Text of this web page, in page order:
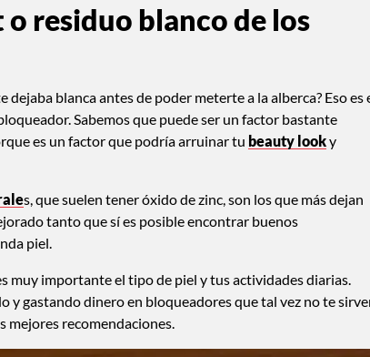
o residuo blanco de los
dejaba blanca antes de poder meterte a la alberca? Eso es
Sabemos que puede ser un factor bastante
es un factor que podría arruinar tu beauty looky
s, que suelen tener óxido de zinc, son los que más dejan
tanto que sí es posible encontrar buenos
piel.
muy importante el tipo de piel y tus actividades diarias.
y gastando dinero en bloqueadores que tal vez no te
recomendaciones.